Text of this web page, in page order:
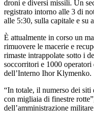
droni e diversi missili. Un
registrato intorno alle 3 di
alle 5:30, sulla capitale e su
È attualmente in corso un
rimuovere le macerie e
rimaste intrappolate sotto i
soccorritori e 1000
dell’Interno Ihor Klymenko.
“In totale, il numerso dei
con migliaia di finestre
dell’amministrazione